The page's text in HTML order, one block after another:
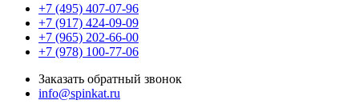
+7 (495) 407-07-96
+7 (917) 424-09-09
+7 (965) 202-66-00
+7 (978) 100-77-06
Заказать обратный звонок
info@spinkat.ru